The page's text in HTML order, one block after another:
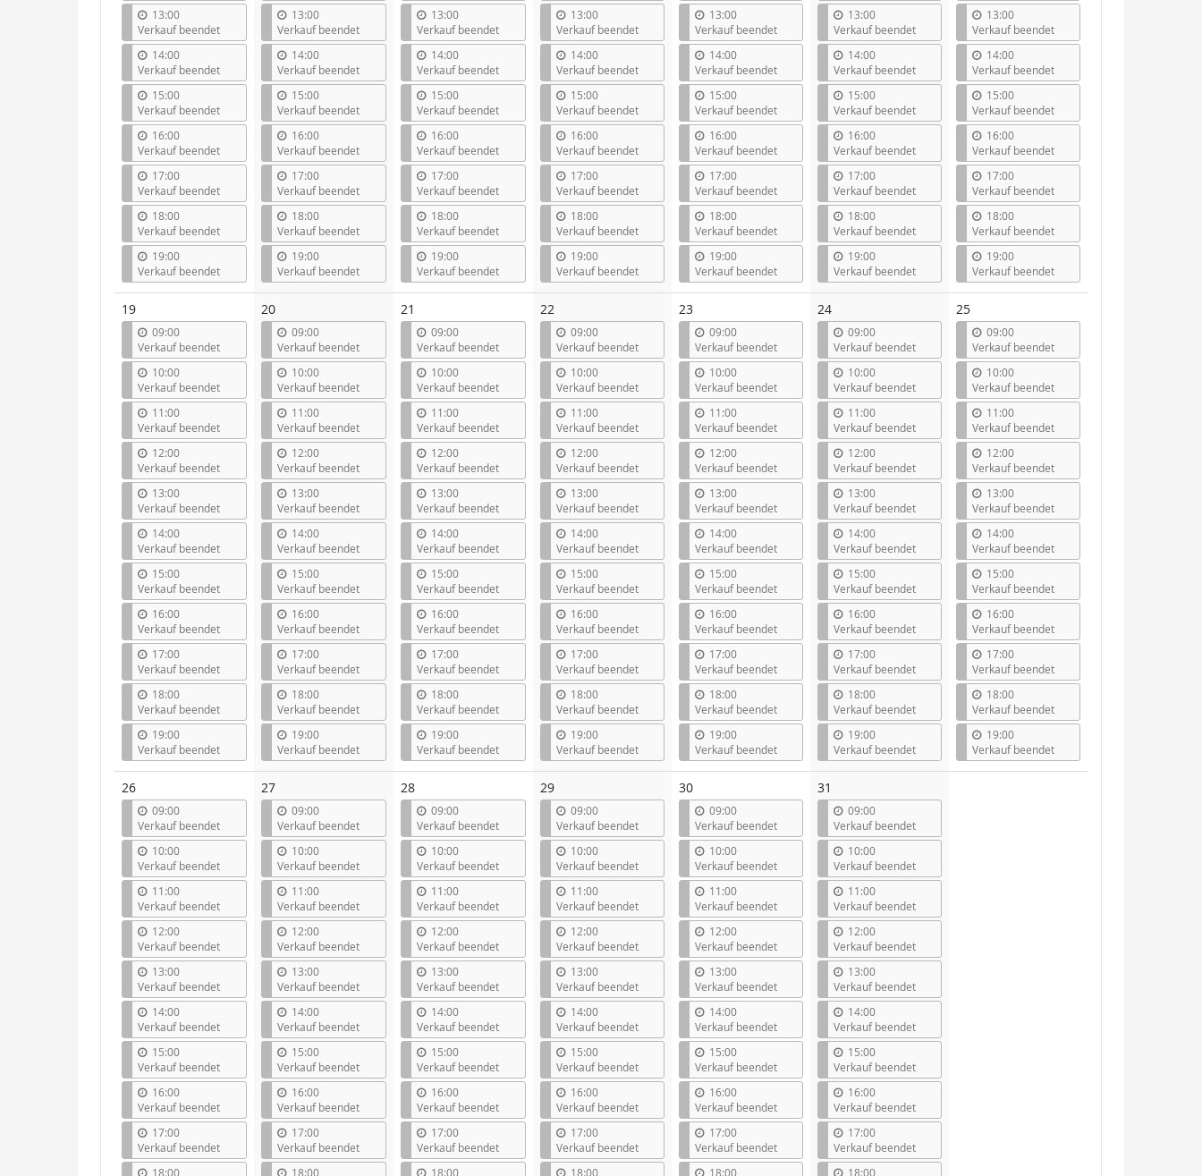
13:00
Verkauf beendet
14:00
Verkauf beendet
15:00
Verkauf beendet
16:00
Verkauf beendet
17:00
Verkauf beendet
18:00
Verkauf beendet
19:00
Verkauf beendet
13:00
Verkauf beendet
14:00
Verkauf beendet
15:00
Verkauf beendet
16:00
Verkauf beendet
17:00
Verkauf beendet
18:00
Verkauf beendet
19:00
Verkauf beendet
13:00
Verkauf beendet
14:00
Verkauf beendet
15:00
Verkauf beendet
16:00
Verkauf beendet
17:00
Verkauf beendet
18:00
Verkauf beendet
19:00
Verkauf beendet
13:00
Verkauf beendet
14:00
Verkauf beendet
15:00
Verkauf beendet
16:00
Verkauf beendet
17:00
Verkauf beendet
18:00
Verkauf beendet
19:00
Verkauf beendet
13:00
Verkauf beendet
14:00
Verkauf beendet
15:00
Verkauf beendet
16:00
Verkauf beendet
17:00
Verkauf beendet
18:00
Verkauf beendet
19:00
Verkauf beendet
13:00
Verkauf beendet
14:00
Verkauf beendet
15:00
Verkauf beendet
16:00
Verkauf beendet
17:00
Verkauf beendet
18:00
Verkauf beendet
19:00
Verkauf beendet
13:00
Verkauf beendet
14:00
Verkauf beendet
15:00
Verkauf beendet
16:00
Verkauf beendet
17:00
Verkauf beendet
18:00
Verkauf beendet
19:00
Verkauf beendet
19
09:00
Verkauf beendet
10:00
Verkauf beendet
11:00
Verkauf beendet
12:00
Verkauf beendet
13:00
Verkauf beendet
14:00
Verkauf beendet
15:00
Verkauf beendet
16:00
Verkauf beendet
17:00
Verkauf beendet
18:00
Verkauf beendet
19:00
Verkauf beendet
20
09:00
Verkauf beendet
10:00
Verkauf beendet
11:00
Verkauf beendet
12:00
Verkauf beendet
13:00
Verkauf beendet
14:00
Verkauf beendet
15:00
Verkauf beendet
16:00
Verkauf beendet
17:00
Verkauf beendet
18:00
Verkauf beendet
19:00
Verkauf beendet
21
09:00
Verkauf beendet
10:00
Verkauf beendet
11:00
Verkauf beendet
12:00
Verkauf beendet
13:00
Verkauf beendet
14:00
Verkauf beendet
15:00
Verkauf beendet
16:00
Verkauf beendet
17:00
Verkauf beendet
18:00
Verkauf beendet
19:00
Verkauf beendet
22
09:00
Verkauf beendet
10:00
Verkauf beendet
11:00
Verkauf beendet
12:00
Verkauf beendet
13:00
Verkauf beendet
14:00
Verkauf beendet
15:00
Verkauf beendet
16:00
Verkauf beendet
17:00
Verkauf beendet
18:00
Verkauf beendet
19:00
Verkauf beendet
23
09:00
Verkauf beendet
10:00
Verkauf beendet
11:00
Verkauf beendet
12:00
Verkauf beendet
13:00
Verkauf beendet
14:00
Verkauf beendet
15:00
Verkauf beendet
16:00
Verkauf beendet
17:00
Verkauf beendet
18:00
Verkauf beendet
19:00
Verkauf beendet
24
09:00
Verkauf beendet
10:00
Verkauf beendet
11:00
Verkauf beendet
12:00
Verkauf beendet
13:00
Verkauf beendet
14:00
Verkauf beendet
15:00
Verkauf beendet
16:00
Verkauf beendet
17:00
Verkauf beendet
18:00
Verkauf beendet
19:00
Verkauf beendet
25
09:00
Verkauf beendet
10:00
Verkauf beendet
11:00
Verkauf beendet
12:00
Verkauf beendet
13:00
Verkauf beendet
14:00
Verkauf beendet
15:00
Verkauf beendet
16:00
Verkauf beendet
17:00
Verkauf beendet
18:00
Verkauf beendet
19:00
Verkauf beendet
26
09:00
Verkauf beendet
10:00
Verkauf beendet
11:00
Verkauf beendet
12:00
Verkauf beendet
13:00
Verkauf beendet
14:00
Verkauf beendet
15:00
Verkauf beendet
16:00
Verkauf beendet
17:00
Verkauf beendet
18:00
27
09:00
Verkauf beendet
10:00
Verkauf beendet
11:00
Verkauf beendet
12:00
Verkauf beendet
13:00
Verkauf beendet
14:00
Verkauf beendet
15:00
Verkauf beendet
16:00
Verkauf beendet
17:00
Verkauf beendet
18:00
28
09:00
Verkauf beendet
10:00
Verkauf beendet
11:00
Verkauf beendet
12:00
Verkauf beendet
13:00
Verkauf beendet
14:00
Verkauf beendet
15:00
Verkauf beendet
16:00
Verkauf beendet
17:00
Verkauf beendet
18:00
29
09:00
Verkauf beendet
10:00
Verkauf beendet
11:00
Verkauf beendet
12:00
Verkauf beendet
13:00
Verkauf beendet
14:00
Verkauf beendet
15:00
Verkauf beendet
16:00
Verkauf beendet
17:00
Verkauf beendet
18:00
30
09:00
Verkauf beendet
10:00
Verkauf beendet
11:00
Verkauf beendet
12:00
Verkauf beendet
13:00
Verkauf beendet
14:00
Verkauf beendet
15:00
Verkauf beendet
16:00
Verkauf beendet
17:00
Verkauf beendet
18:00
31
09:00
Verkauf beendet
10:00
Verkauf beendet
11:00
Verkauf beendet
12:00
Verkauf beendet
13:00
Verkauf beendet
14:00
Verkauf beendet
15:00
Verkauf beendet
16:00
Verkauf beendet
17:00
Verkauf beendet
18:00